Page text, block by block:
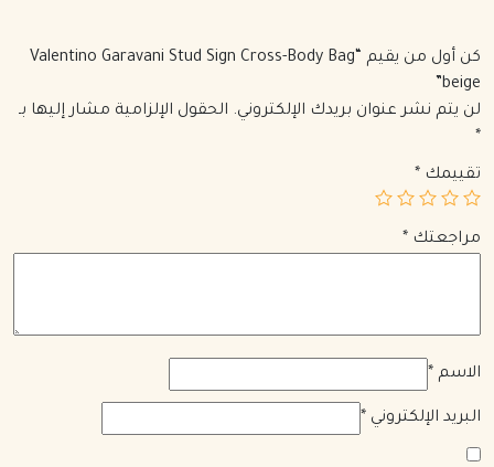
كن أول من يقيم “Valentino Garavani Stud Sign Cross-Body Bag
beige”
لن يتم نشر عنوان بريدك الإلكتروني. الحقول الإلزامية مشار إليها بـ
*
تقييمك *
مراجعتك *
الاسم *
البريد الإلكتروني *